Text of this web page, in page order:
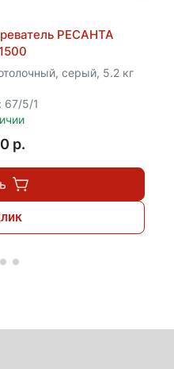
РЕСАНТА
серый, 5.2 кг
67/5/1
p.